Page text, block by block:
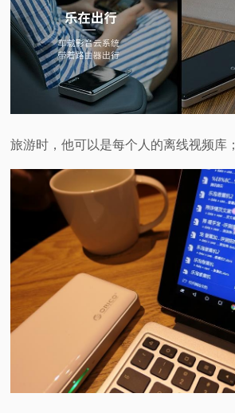
旅游时，他可以是每个人的离线视频库；